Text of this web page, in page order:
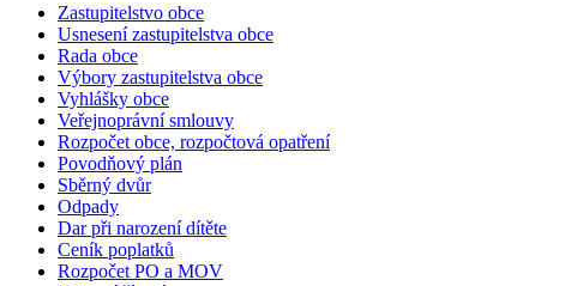
Zastupitelstvo obce
Usnesení zastupitelstva obce
Rada obce
Výbory zastupitelstva obce
Vyhlášky obce
Veřejnoprávní smlouvy
Rozpočet obce, rozpočtová opatření
Povodňový plán
Sběrný dvůr
Odpady
Dar při narození dítěte
Ceník poplatků
Rozpočet PO a MOV